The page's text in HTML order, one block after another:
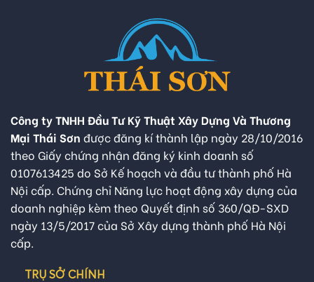
Công ty TNHH Đầu Tư Kỹ Thuật Xây Dựng Và Thương
Mại Thái Sơn được đăng kí thành lập ngày 28/10/2016
theo Giấy chứng nhận đăng ký kinh doanh số
0107613425 do Sở Kế hoạch và đầu tư thành phố Hà
Nội cấp. Chứng chỉ Năng lực hoạt động xây dựng của
doanh nghiệp kèm theo Quyết định số 360/QĐ-SXD
ngày 13/5/2017 của Sở Xây dựng thành phố Hà Nội
cấp.
TRỤ SỞ CHÍNH